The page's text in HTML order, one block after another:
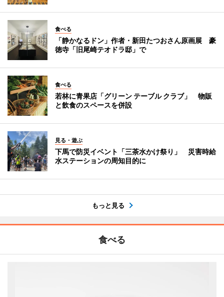
食べる
「静かなるドン」作者・新田たつおさん原画展 豪
徳寺「旧尾崎テオドラ邸」で
食べる
若林に青果店「グリーン テーブル クラブ」 物販
と飲食のスペースを併設
見る・遊ぶ
下馬で防災イベント「三茶水かけ祭り」 災害時給
水ステーションの周知目的に
もっと見る
食べる